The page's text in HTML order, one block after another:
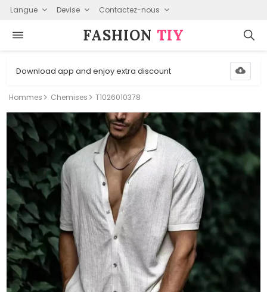
Langue Devise Contactez-nous
FASHION⁠ TIY
Download app and enjoy extra discount
Hommes Chemises T1026010378